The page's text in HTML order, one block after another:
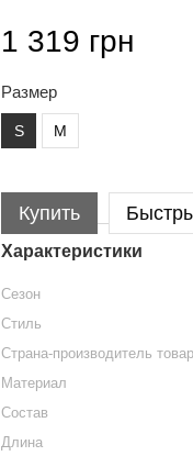
1 319 грн
Размер
S M
Купить
Характеристики
Сезон
Стиль
Страна-производитель
Материал
Состав
Длина